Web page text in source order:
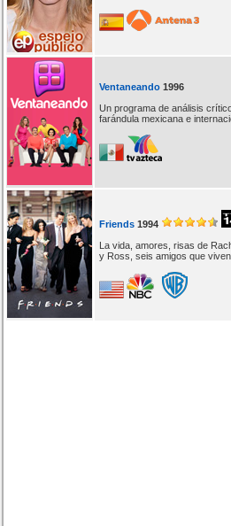
Ventaneando 1996
Un programa de análisis
farándula mexicana e
Friends 1994
La vida, amores, risas de
y Ross, seis amigos que